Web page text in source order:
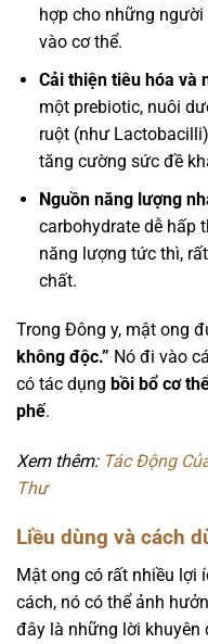
hợp cho những
vào cơ thể.
Cải thiện tiêu hóa và
một prebiotic, nuôi
ruột (như
tăng cường sức đề
Nguồn năng lượng
carbohydrate dễ hấp
năng lượng tức thì,
chất.
Trong Đông y, mật ong
không độc.” Nó đi vào
có tác dụng bồi bổ cơ
phế.
Xem thêm: Tác Động
Thư
Liều dùng và cách
Mật ong có rất nhiều lợi
cách, nó có thể ảnh
đây là những lời khuyên